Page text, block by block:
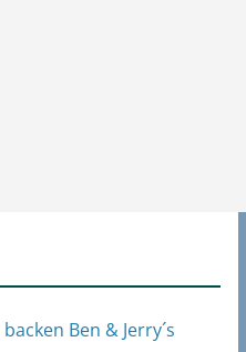
backen Ben & Jerry´s